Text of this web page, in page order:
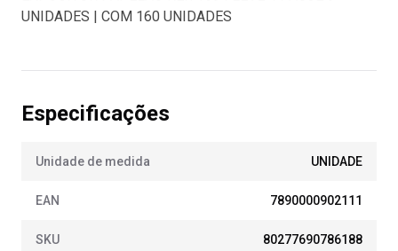
UNIDADES | COM 160 UNIDADES
Especificações
Unidade de medida UNIDADE
EAN 7890000902111
SKU 80277690786188